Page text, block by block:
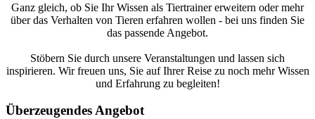
Ganz gleich, ob Sie Ihr Wissen als Tiertrainer erweitern oder mehr
über das Verhalten von Tieren erfahren wollen - bei uns finden Sie
das passende Angebot.
Stöbern Sie durch unsere Veranstaltungen und lassen sich
inspirieren. Wir freuen uns, Sie auf Ihrer Reise zu noch mehr Wissen
und Erfahrung zu begleiten!
Überzeugendes Angebot